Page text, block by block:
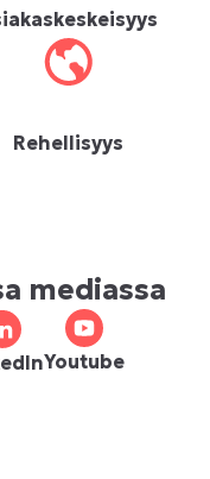
Rehellisyys
mediassa
Youtube